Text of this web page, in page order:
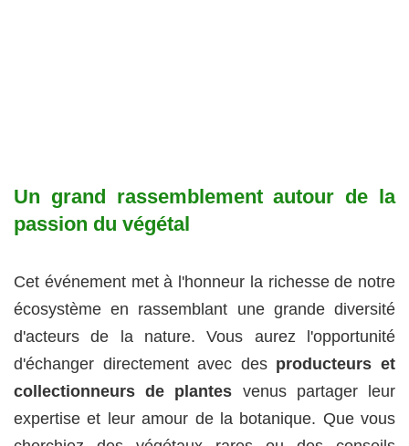
Un grand rassemblement autour de la
passion du végétal
Cet événement met à l'honneur la richesse de notre
écosystème en rassemblant une grande diversité
d'acteurs de la nature. Vous aurez l'opportunité
d'échanger directement avec des producteurs et
collectionneurs de plantes venus partager leur
expertise et leur amour de la botanique. Que vous